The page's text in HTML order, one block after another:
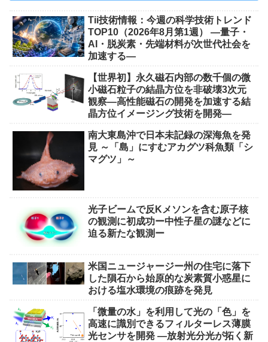
Tii技術情報：今週の科学技術トレンド
TOP10（2026年8月第1週） ―量子・
AI・脱炭素・先端材料が次世代社会を
加速する―
【世界初】永久磁石内部の数千個の微
小磁石粒子の結晶方位を非破壊3次元
観察―高性能磁石の開発を加速する結
晶方位イメージング技術を開発―
南大東島沖で日本未記録の深海魚を発
見 ～「島」にすむアカグツ科魚類「シ
マグツ」～
光子ビームで反Kメソンを含む原子核
の観測に初成功ー中性子星の謎などに
迫る新たな観測ー
米国ニュージャージー州の住宅に落下
した隕石から始原的な炭素質小惑星に
おける塩水環境の痕跡を発見
「微量の水」を利用して光の「色」を
高速に識別できるフィルターレス薄膜
光センサを開発 ―放射光分光が拓く新